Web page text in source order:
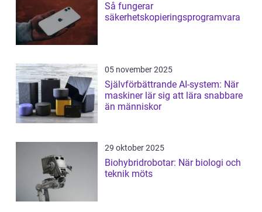
Så fungerar
säkerhetskopieringsprogramvara
05 november 2025
Självförbättrande AI-system: När
maskiner lär sig att lära snabbare
än människor
29 oktober 2025
Biohybridrobotar: När biologi och
teknik möts